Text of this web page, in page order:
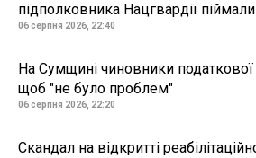
підполковника Нацгвардії піймали
06 серпня 2026, 22:40
На Сумщині чиновники податкової
щоб "не було проблем"
06 серпня 2026, 22:20
Скандал на відкритті